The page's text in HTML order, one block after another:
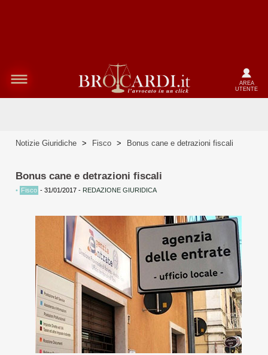
AREA
UTENTE
Notizie Giuridiche > Fisco > Bonus cane e detrazioni fiscali
Bonus cane e detrazioni fiscali
• Fisco - 31/01/2017 - REDAZIONE GIURIDICA